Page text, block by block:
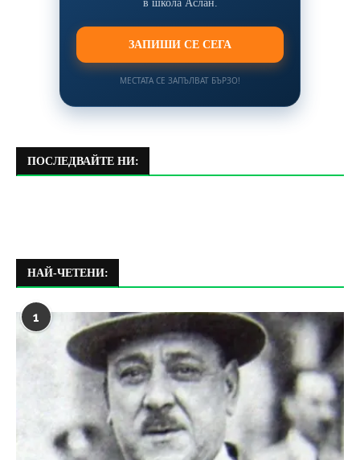
ЗАПИШИ СЕ СЕГА
МЕСТАТА СЕ ЗАПЪЛВАТ БЪРЗО!
ПОСЛЕДВАЙТЕ НИ:
НАЙ-ЧЕТЕНИ:
1